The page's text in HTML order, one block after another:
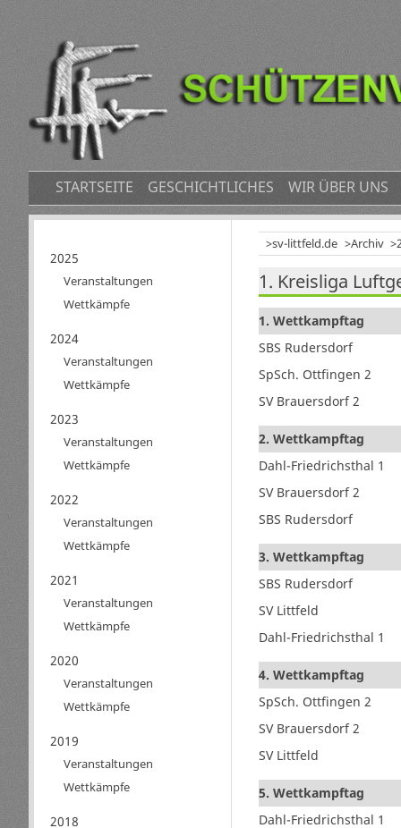
NAVIGATION
ÜBERSPRINGEN
STARTSEITE GESCHICHTLICHES WIR ÜBER UNS
sv-littfeld.de Archiv
1. Kreisliga
1. Wettkampftag
SBS Rudersdorf
SpSch. Ottfingen 2
SV Brauersdorf 2
2. Wettkampftag
Dahl-Friedrichsthal 1
SV Brauersdorf 2
SBS Rudersdorf
3. Wettkampftag
SBS Rudersdorf
SV Littfeld
Dahl-Friedrichsthal 1
4. Wettkampftag
SpSch. Ottfingen 2
SV Brauersdorf 2
SV Littfeld
5. Wettkampftag
Dahl-Friedrichsthal 1
Navigation
überspringen
2025
Veranstaltungen
Wettkämpfe
2024
Veranstaltungen
Wettkämpfe
2023
Veranstaltungen
Wettkämpfe
2022
Veranstaltungen
Wettkämpfe
2021
Veranstaltungen
Wettkämpfe
2020
Veranstaltungen
Wettkämpfe
2019
Veranstaltungen
Wettkämpfe
2018